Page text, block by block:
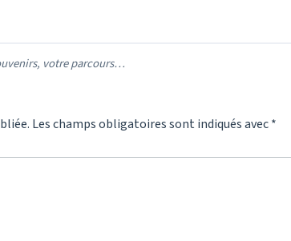
votre parcours…
Les champs obligatoires sont indiqués avec*